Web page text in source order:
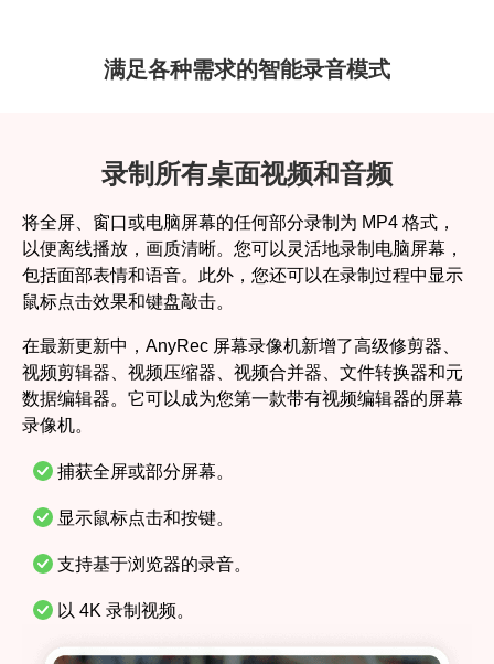
满足各种需求的智能录音模式
录制所有桌面视频和音频
将全屏、窗口或电脑屏幕的任何部分录制为 MP4 格式，
以便离线播放，画质清晰。您可以灵活地录制电脑屏幕，
包括面部表情和语音。此外，您还可以在录制过程中显示
鼠标点击效果和键盘敲击。
在最新更新中，AnyRec 屏幕录像机新增了高级修剪器、
视频剪辑器、视频压缩器、视频合并器、文件转换器和元
数据编辑器。它可以成为您第一款带有视频编辑器的屏幕
录像机。
捕获全屏或部分屏幕。
显示鼠标点击和按键。
支持基于浏览器的录音。
以 4K 录制视频。